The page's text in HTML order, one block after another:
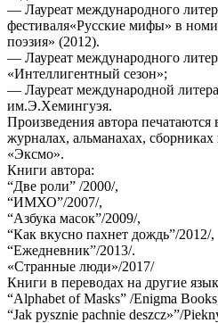
— Лауреат международного
фестиваля«Русские мифы» в
поэзия» (2012).
— Лауреат международного
«Интеллигентный сезон»;
— Лауреат международной
им.Э.Хемингуэя.
Произведения автора печатаются
журналах, альманахах,
«Эксмо».
Книги автора:
“Две роли” /2000/,
“ИМХО”/2007/,
“Азбука масок”/2009/,
“Как вкусно пахнет дождь”/2012/,
“Ежедневник”/2013/.
«Странные люди»/2017/
Книги в переводах на другие
“Alphabet of Masks” /Enigma
“Jak pysznie pachnie deszcz»”/